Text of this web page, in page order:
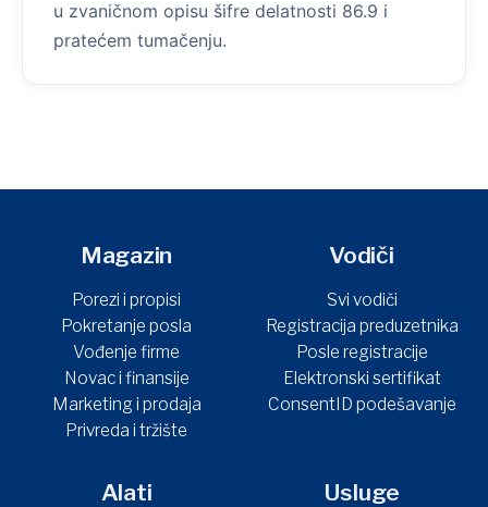
u zvaničnom opisu šifre delatnosti 86.9 i
pratećem tumačenju.
Magazin
Porezi i propisi
Pokretanje posla
Vođenje firme
Novac i finansije
Marketing i prodaja
Privreda i tržište
Vodiči
Svi vodiči
Registracija preduzetnika
Posle registracije
Elektronski sertifikat
ConsentID podešavanje
Alati Usluge